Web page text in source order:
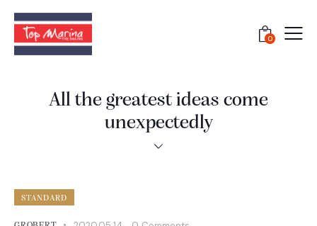
0
All the greatest ideas come
unexpectedly
STANDARD